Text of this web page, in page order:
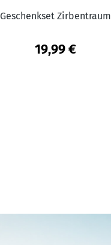
Geschenkset Zirbentraum
19,99 €